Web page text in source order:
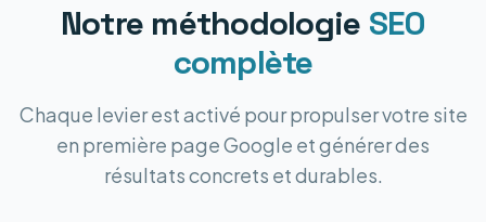
Notre méthodologie SEO
complète
Chaque levier est activé pour propulser votre site
en première page Google et générer des
résultats concrets et durables.